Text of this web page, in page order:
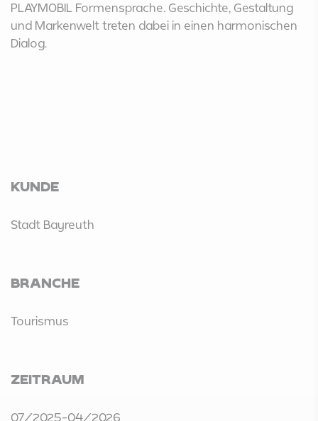
PLAYMOBIL Formensprache. Geschichte, Gestaltung
und Markenwelt treten dabei in einen harmonischen
Dialog.
KUNDE
Stadt Bayreuth
BRANCHE
Tourismus
ZEITRAUM
07/2025-04/2026